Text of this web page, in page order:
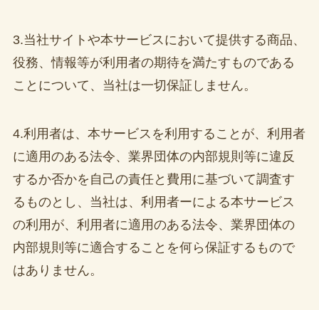
3.当社サイトや本サービスにおいて提供する商品、
役務、情報等が利用者の期待を満たすものである
ことについて、当社は一切保証しません。
4.利用者は、本サービスを利用することが、利用者
に適用のある法令、業界団体の内部規則等に違反
するか否かを自己の責任と費用に基づいて調査す
るものとし、当社は、利用者ーによる本サービス
の利用が、利用者に適用のある法令、業界団体の
内部規則等に適合することを何ら保証するもので
はありません。